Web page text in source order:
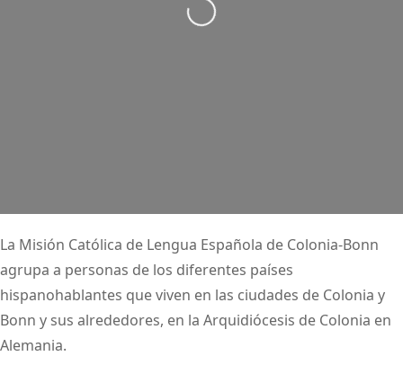
Cargando…
La Misión Católica de Lengua Española de Colonia-Bonn
agrupa a personas de los diferentes países
hispanohablantes que viven en las ciudades de Colonia y
Bonn y sus alrededores, en la Arquidiócesis de Colonia en
Alemania.